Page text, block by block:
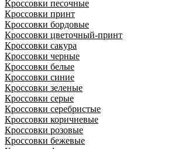
Кроссовки песочные
Кроссовки принт
Кроссовки бордовые
Кроссовки цветочный-принт
Кроссовки сакура
Кроссовки черные
Кроссовки белые
Кроссовки синие
Кроссовки зеленые
Кроссовки серые
Кроссовки серебристые
Кроссовки коричневые
Кроссовки розовые
Кроссовки бежевые